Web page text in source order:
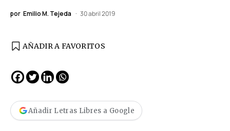
por Emilio M. Tejeda 30 abril 2019
AÑADIR A FAVORITOS
Añadir Letras Libres a Google